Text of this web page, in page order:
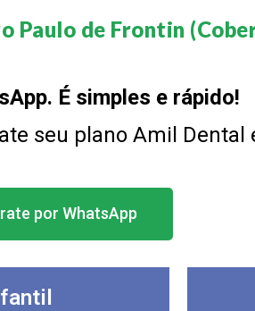
Paulo de Frontin
É simples e rápido!
seu plano Amil
por WhatsApp